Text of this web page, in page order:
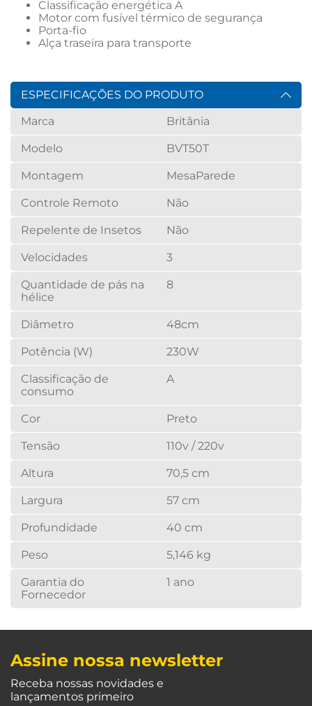
Classificação energética A
Motor com fusível térmico de segurança
Porta-fio
Alça traseira para transporte
ESPECIFICAÇÕES DO PRODUTO
Marca
Britânia
Modelo BVT50T
Montagem MesaParede
Controle Remoto Não
Repelente de Insetos Não
Velocidades 3
Quantidade de pás na
hélice
8
Diâmetro 48cm
Potência (W) 230W
Classificação de
consumo
A
Cor Preto
Tensão 110v / 220v
Altura 70,5 cm
Largura 57 cm
Profundidade 40 cm
Peso 5,146 kg
Garantia do
Fornecedor
1 ano
Assine nossa newsletter
Receba nossas novidades e
lançamentos primeiro